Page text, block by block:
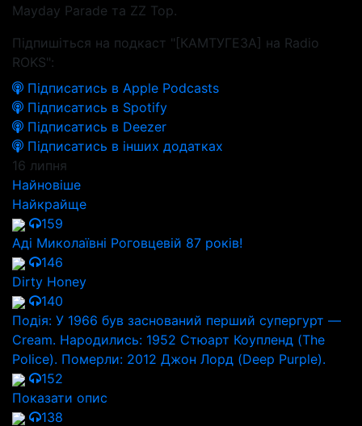
Mayday Parade та ZZ Top.
Підпишіться на подкаст "[КАМТУГЕЗА] на Radio
ROKS":
Підписатись в Apple Podcasts
Підписатись в Spotify
Підписатись в Deezer
Підписатись в інших додатках
16 липня
Найновіше
Найкрайще
159
Аді Миколаївні Роговцевій 87 років!
146
Dirty Honey
140
Подія: У 1966 був заснований перший супергурт —
Cream. Народились: 1952 Стюарт Коупленд (The
Police). Померли: 2012 Джон Лорд (Deep Purple).
152
Показати опис
138